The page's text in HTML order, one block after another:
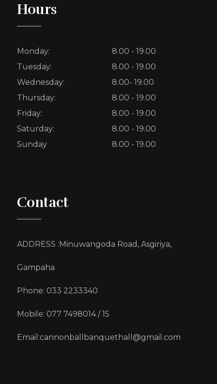
Hours
Monday:
8.00 - 19.00
Tuesday:
8.00 - 19.00
Wednesday:
8.00- 19.00
Thursday:
8.00 - 19.00
Friday:
8.00 - 19.00
Saturday:
8.00 - 19.00
Sunday
8.00 - 19.00
Contact
ADDRESS :Minuwangoda Road, Asgiriya,
Gampaha
Phone: 033 2233340
Mobile: 077 7498014 / 15
Email:cannonballbanquethall@gmail.com